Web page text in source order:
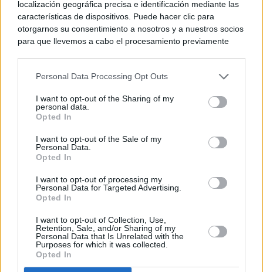
localización geográfica precisa e identificación mediante las
características de dispositivos. Puede hacer clic para
otorgarnos su consentimiento a nosotros y a nuestros socios
para que llevemos a cabo el procesamiento previamente
negar su consentimiento. Tenga en cuenta que algún
de su consentimiento, pero usted tiene el derecho de
rechazar tal procesamiento. Sus preferencias se aplicarán
cualquier momento entrando de nuevo en este sitio web o
visitando nuestra política de privacidad.
Personal Data Processing Opt Outs
I want to opt-out of the Sharing of my
personal data.
Opted In
I want to opt-out of the Sale of my
Personal Data.
Opted In
I want to opt-out of processing my
Personal Data for Targeted Advertising.
Opted In
I want to opt-out of Collection, Use,
Retention, Sale, and/or Sharing of my
Personal Data that Is Unrelated with the
Purposes for which it was collected.
Opted In